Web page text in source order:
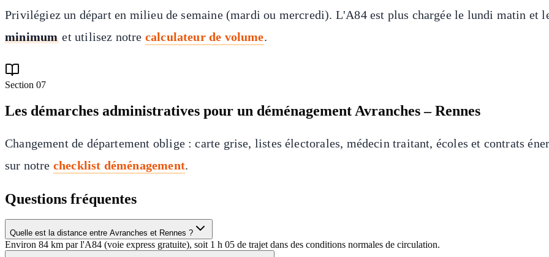
Privilégiez un départ en milieu de semaine (mardi ou mercredi). L'A84 est plus chargée le lundi matin et
minimum et utilisez notre calculateur de volume.
Section 07
Les démarches administratives pour un déménagement Avranches – Rennes
Changement de département oblige : carte grise, listes électorales, médecin traitant, écoles et contrats
sur notre checklist déménagement.
Questions fréquentes
Quelle est la distance entre Avranches et Rennes ?
Environ 84 km par l'A84 (voie express gratuite), soit 1 h 05 de trajet dans des conditions normales de circulation.